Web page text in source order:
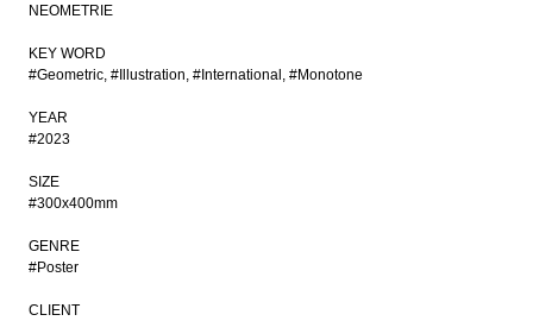
NEOMETRIE
KEY WORD
#Geometric #Illustration #International #Monotone
YEAR
#2023
SIZE
#300x400mm
GENRE
#Poster
CLIENT